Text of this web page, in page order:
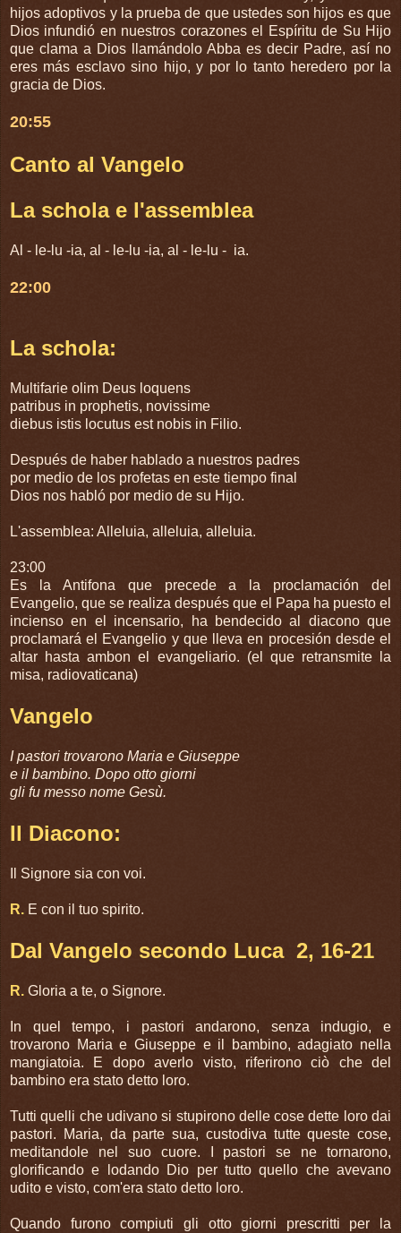
hijos adoptivos y la prueba de que ustedes son hijos es que
Dios infundió en nuestros corazones el Espíritu de Su Hijo
que clama a Dios llamándolo Abba es decir Padre, así no
eres más esclavo sino hijo, y por lo tanto heredero por la
gracia de Dios.
20:55
Canto al Vangelo
La schola e l'assemblea
Al - le-lu -ia, al - le-lu -ia, al - le-lu - ia.
22:00
La schola:
Multifarie olim Deus loquens
patribus in prophetis, novissime
diebus istis locutus est nobis in Filio.
Después de haber hablado a nuestros padres
por medio de los profetas en este tiempo final
Dios nos habló por medio de su Hijo.
L'assemblea: Alleluia, alleluia, alleluia.
23:00
Es la Antifona que precede a la proclamación del
Evangelio, que se realiza después que el Papa ha puesto el
incienso en el incensario, ha bendecido al diacono que
proclamará el Evangelio y que lleva en procesión desde el
altar hasta ambon el evangeliario. (el que retransmite la
misa, radiovaticana)
Vangelo
I pastori trovarono Maria e Giuseppe
e il bambino. Dopo otto giorni
gli fu messo nome Gesù.
Il Diacono:
Il Signore sia con voi.
R. E con il tuo spirito.
Dal Vangelo secondo Luca 2, 16-21
R. Gloria a te, o Signore.
In quel tempo, i pastori andarono, senza indugio, e
trovarono Maria e Giuseppe e il bambino, adagiato nella
mangiatoia. E dopo averlo visto, riferirono ciò che del
bambino era stato detto loro.
Tutti quelli che udivano si stupirono delle cose dette loro dai
pastori. Maria, da parte sua, custodiva tutte queste cose,
meditandole nel suo cuore. I pastori se ne tornarono,
glorificando e lodando Dio per tutto quello che avevano
udito e visto, com'era stato detto loro.
Quando furono compiuti gli otto giorni prescritti per la